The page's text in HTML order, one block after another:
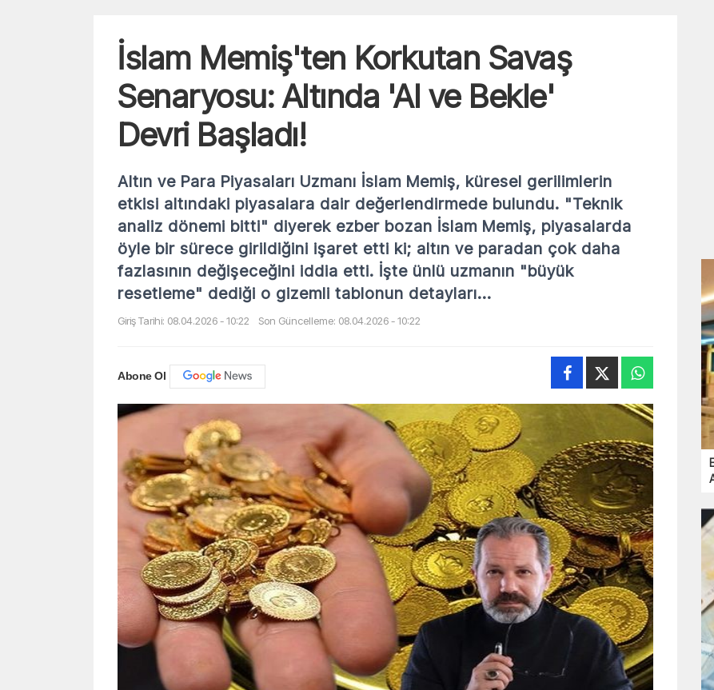
İslam Memiş'ten Korkutan Savaş
Senaryosu: Altında 'Al ve Bekle'
Devri Başladı!
Altın ve Para Piyasaları Uzmanı İslam Memiş, küresel gerilimlerin
etkisi altındaki piyasalara dair değerlendirmede bulundu. "Teknik
analiz dönemi bitti" diyerek ezber bozan İslam Memiş, piyasalarda
öyle bir sürece girildiğini işaret etti ki; altın ve paradan çok daha
fazlasının değişeceğini iddia etti. İşte ünlü uzmanın "büyük
resetleme" dediği o gizemli tablonun detayları...
Giriş Tarihi: 08.04.2026 - 10:22 Son Güncelleme: 08.04.2026 - 10:22
Abone Ol